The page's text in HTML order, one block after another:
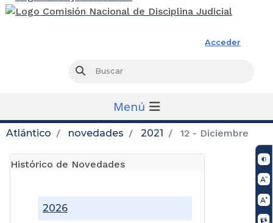
Acceder
Buscar
Menú
Atlántico novedades 2021 12 - Diciembre
Histórico de Novedades
2026